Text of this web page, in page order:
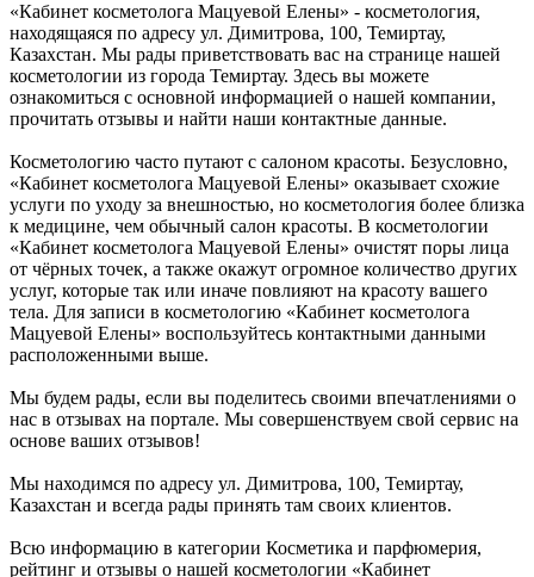
«Кабинет косметолога Мацуевой Елены» - косметология,
находящаяся по адресу ул. Димитрова, 100, Темиртау,
Казахстан. Мы рады приветствовать вас на странице нашей
косметологии из города Темиртау. Здесь вы можете
ознакомиться с основной информацией о нашей компании,
прочитать отзывы и найти наши контактные данные.
Косметологию часто путают с салоном красоты. Безусловно,
«Кабинет косметолога Мацуевой Елены» оказывает схожие
услуги по уходу за внешностью, но косметология более близка
к медицине, чем обычный салон красоты. В косметологии
«Кабинет косметолога Мацуевой Елены» очистят поры лица
от чёрных точек, а также окажут огромное количество других
услуг, которые так или иначе повлияют на красоту вашего
тела. Для записи в косметологию «Кабинет косметолога
Мацуевой Елены» воспользуйтесь контактными данными
расположенными выше.
Мы будем рады, если вы поделитесь своими впечатлениями о
нас в отзывах на портале. Мы совершенствуем свой сервис на
основе ваших отзывов!
Мы находимся по адресу ул. Димитрова, 100, Темиртау,
Казахстан и всегда рады принять там своих клиентов.
Всю информацию в категории Косметика и парфюмерия,
рейтинг и отзывы о нашей косметологии «Кабинет